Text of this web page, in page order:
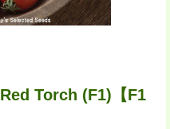
Torch (F1)【F1